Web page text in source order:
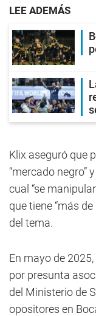
LEE ADEMÁS
Klix aseguró que
“mercado negro”
cual “se
que tiene “más
del tema.
En mayo de
por presunta
del Ministerio de
opositores en